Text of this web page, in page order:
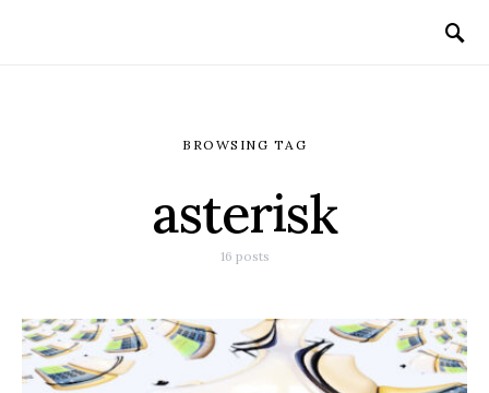
BROWSING TAG
asterisk
16 posts